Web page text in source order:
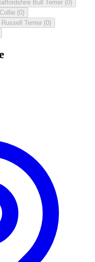
Bull Terrier (0)
(0)
Terrier (0)